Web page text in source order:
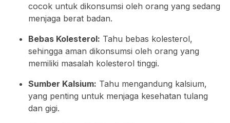
cocok untuk dikonsumsi oleh orang yang sedang
menjaga berat badan.
Bebas Kolesterol: Tahu bebas kolesterol,
sehingga aman dikonsumsi oleh orang yang
memiliki masalah kolesterol tinggi.
Sumber Kalsium: Tahu mengandung kalsium,
yang penting untuk menjaga kesehatan tulang
dan gigi.